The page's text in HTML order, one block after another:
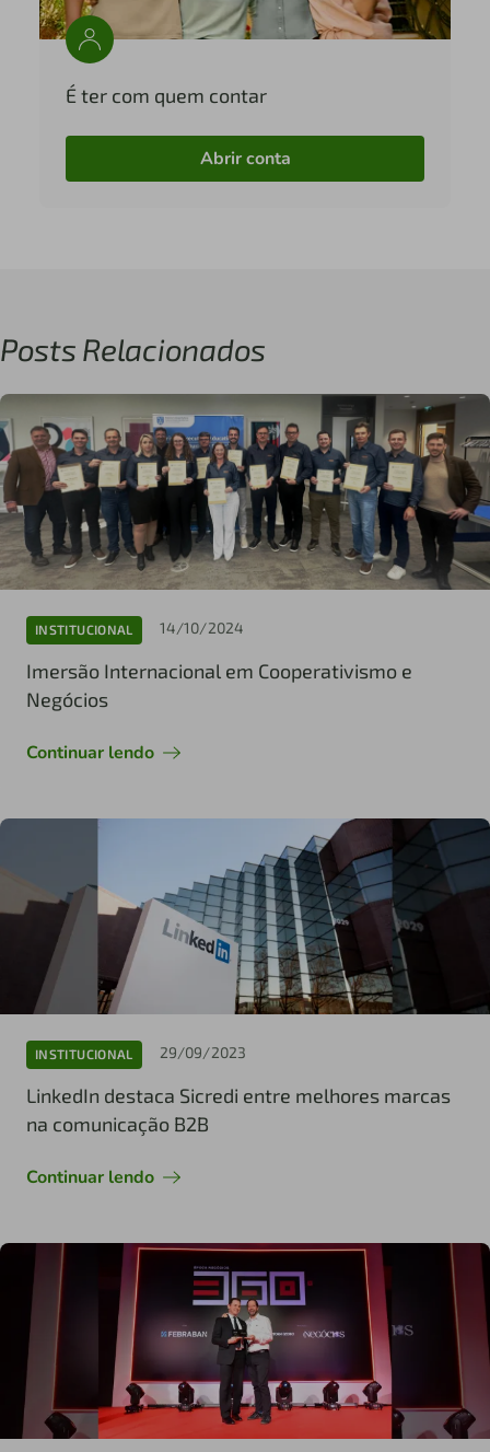
É ter com quem contar
Abrir conta
Posts Relacionados
INSTITUCIONAL 14/10/2024
Imersão Internacional em Cooperativismo e
Negócios
Continuar lendo
INSTITUCIONAL 29/09/2023
LinkedIn destaca Sicredi entre melhores marcas
na comunicação B2B
Continuar lendo